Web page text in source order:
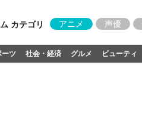
カテゴリ アニメ 声優
ーツ 社会・経済 グルメ ビューティ